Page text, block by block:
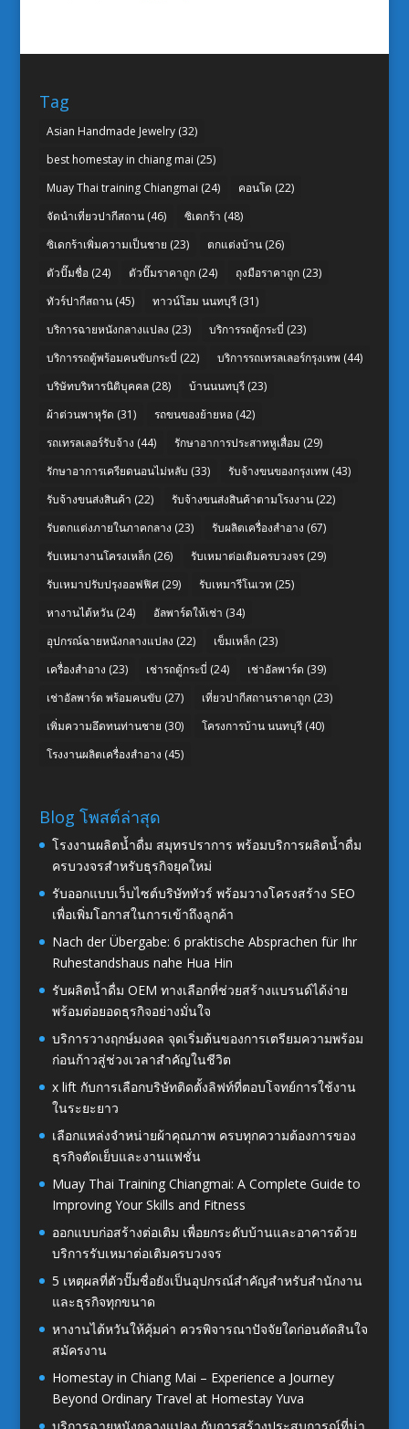
Tag
Asian Handmade Jewelry(32)
best homestay in chiang mai (25)
Muay Thai training Chiangmai (24) คอนโด (22)
จัดนำเที่ยวปากีสถาน(46) ซิเดกร้า (48)
ซิเดกร้าเพิ่มความเป็นชาย (23) ตกแต่งบ้าน(26)
ตัวปั๊มชื่อ(24) ตัวปั๊มราคาถูก(24) ถุงมือราคาถูก(23)
ทัวร์ปากีสถาน(45) ทาวน์โฮม นนทบุรี(31)
บริการฉายหนังกลางแปลง (23) บริการรถตู้กระบี่ (23)
บริการรถตู้พร้อมคนขับกระบี่ (22) บริการรถเทรลเลอร์กรุงเทพ (44)
บริษัทบริหารนิติบุคคล(28) บ้านนนทบุรี(23)
ผ้าต่วนพาหุรัด (31) รถขนของย้ายหอ(42)
รถเทรลเลอร์รับจ้าง (44) รักษาอาการประสาทหูเสื่อม (29)
รักษาอาการเครียดนอนไม่หลับ (33) รับจ้างขนของกรุงเทพ (43)
รับจ้างขนส่งสินค้า (22) รับจ้างขนส่งสินค้าตามโรงงาน(22)
รับตกแต่งภายในภาคกลาง (23) รับผลิตเครื่องสำอาง (67)
รับเหมางานโครงเหล็ก(26) รับเหมาต่อเติมครบวงจร(29)
รับเหมาปรับปรุงออฟฟิศ(29) รับเหมารีโนเวท (25)
หางานไต้หวัน(24) อัลพาร์ดให้เช่า (34)
อุปกรณ์ฉายหนังกลางแปลง (22) เข็มเหล็ก(23)
เครื่องสำอาง (23) เช่ารถตู้กระบี่ (24) เช่าอัลพาร์ด (39)
เช่าอัลพาร์ด พร้อมคนขับ (27) เที่ยวปากีสถานราคาถูก(23)
เพิ่มความอึดทนท่านชาย (30) โครงการบ้าน นนทบุรี(40)
โรงงานผลิตเครื่องสำอาง (45)
Blog โพสต์ล่าสุด
โรงงานผลิตน้ำดื่ม สมุทรปราการ พร้อมบริการผลิตน้ำดื่ม
ครบวงจรสำหรับธุรกิจยุคใหม่
รับออกแบบเว็บไซต์บริษัททัวร์ พร้อมวางโครงสร้าง SEO
เพื่อเพิ่มโอกาสในการเข้าถึงลูกค้า
Nach der Übergabe: 6 praktische Absprachen für Ihr
Ruhestandshaus nahe Hua Hin
รับผลิตน้ำดื่ม OEM ทางเลือกที่ช่วยสร้างแบรนด์ได้ง่าย
พร้อมต่อยอดธุรกิจอย่างมั่นใจ
บริการวางฤกษ์มงคล จุดเริ่มต้นของการเตรียมความพร้อม
ก่อนก้าวสู่ช่วงเวลาสำคัญในชีวิต
x lift กับการเลือกบริษัทติดตั้งลิฟท์ที่ตอบโจทย์การใช้งาน
ในระยะยาว
เลือกแหล่งจำหน่ายผ้าคุณภาพ ครบทุกความต้องการของ
ธุรกิจตัดเย็บและงานแฟชั่น
Muay Thai Training Chiangmai: A Complete Guide to
Improving Your Skills and Fitness
ออกแบบก่อสร้างต่อเติม เพื่อยกระดับบ้านและอาคารด้วย
บริการรับเหมาต่อเติมครบวงจร
5 เหตุผลที่ตัวปั๊มชื่อยังเป็นอุปกรณ์สำคัญสำหรับสำนักงาน
และธุรกิจทุกขนาด
หางานไต้หวันให้คุ้มค่า ควรพิจารณาปัจจัยใดก่อนตัดสินใจ
สมัครงาน
Homestay in Chiang Mai – Experience a Journey
Beyond Ordinary Travel at Homestay Yuva